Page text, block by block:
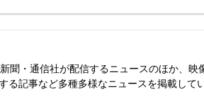
聞・通信社が配信するニュースのほか、映
る記事など多種多様なニュースを掲載してい